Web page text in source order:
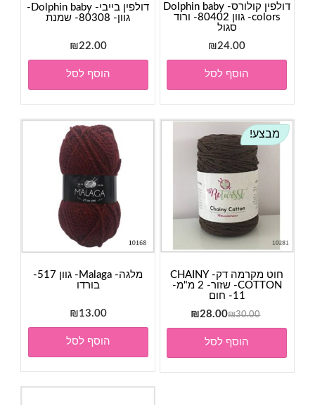
דולפין קולורס- Dolphin baby
colors- גוון 80402- ורוד
סגול
₪24.00
הוסף לסל
דולפין בייבי- Dolphin baby-
גוון- 80308- שמנת
₪22.00
הוסף לסל
מבצע!
חוט מקרמה דק- CHAINY
COTTON- שזור- 2 מ"מ-
11- חום
₪30.00
המחיר
המקורי
היה:
₪30.00.
₪28.00
המחיר
הנוכחי
₪28.00.
הוסף לסל
מלגה- Malaga- גוון 517-
בורדו
₪13.00
הוסף לסל